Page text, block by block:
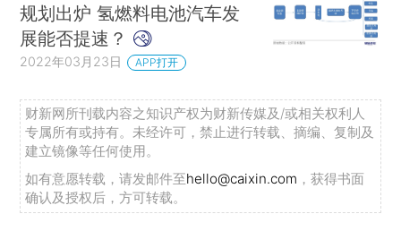
规划出炉 氢燃料电池汽车发
展能否提速？
2022年03月23日 APP打开
财新网所刊载内容之知识产权为财新传媒及/或相关权利人
专属所有或持有。未经许可，禁止进行转载、摘编、复制及
建立镜像等任何使用。
如有意愿转载，请发邮件至hello@caixin.com ，获得书面
确认及授权后，方可转载。